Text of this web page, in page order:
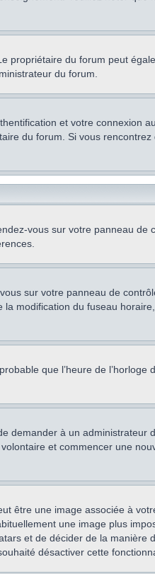
propriétaire du forum peut
du forum.
et votre connexion
du forum. Si vous
vous sur votre panneau de
sur votre panneau de
modification du fuseau
que l’heure de l’horloge
demander à un administrateur
et commencer une
être une image associée à
une image plus
et de décider de la manière
désactiver cette